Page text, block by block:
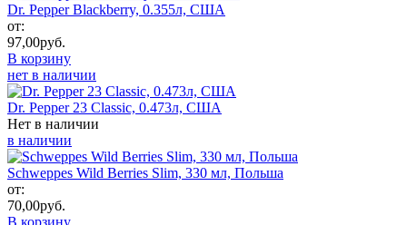
Dr. Pepper Blackberry, 0.355л, США
от:
97,00руб.
В корзину
нет в наличии
Dr. Pepper 23 Classic, 0.473л, США
Нет в наличии
в наличии
Schweppes Wild Berries Slim, 330 мл, Польша
от:
70,00руб.
В корзину